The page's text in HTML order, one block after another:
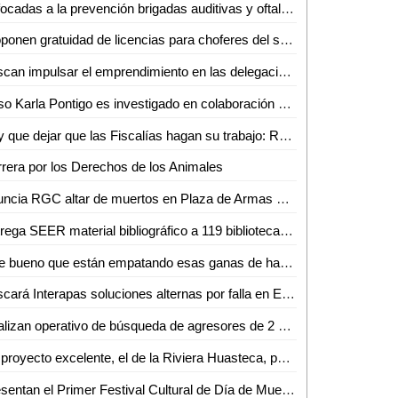
Enfocadas a la prevención brigadas auditivas y oftalmológicas: Huerta Robledo
Proponen gratuidad de licencias para choferes del servicio público
Buscan impulsar el emprendimiento en las delegaciones
Caso Karla Pontigo es investigado en colaboración con equipo de expertos de la Fiscalía de Chihuahua
Hay que dejar que las Fiscalías hagan su trabajo: RGC sobre denuncias contra ex edil
por los Derechos de los Animales
Anuncia RGC altar de muertos en Plaza de Armas y Palacio de Gobierno
Entrega SEER material bibliográfico a 119 bibliotecas públicas
Que bueno que están empatando esas ganas de hacer un gran proyecto turístico: Lilia Lara
Buscará Interapas soluciones alternas por falla en El Realito
Realizan operativo de búsqueda de agresores de 2 elementos de PDI
Un proyecto excelente, el de la Riviera Huasteca, para detonar el turismo
Presentan el Primer Festival Cultural de Día de Muertos de Santa María del Río